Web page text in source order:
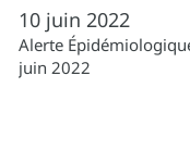
10 juin 2022
Alerte
juin 2022